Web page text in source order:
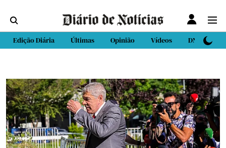
Edição Diária Últimas Opinião Vídeos DN Sport